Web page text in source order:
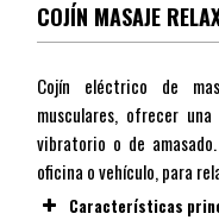
COJÍN MASAJE
Cojín eléctrico de
musculares, ofrecer
vibratorio o de
oficina o vehículo, para
Características